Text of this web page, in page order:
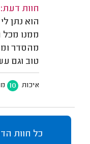
חוות דעת:
הוא נתן
ממנו מכל
מהסדר
טוב וגם
איכות 10
כל חוות